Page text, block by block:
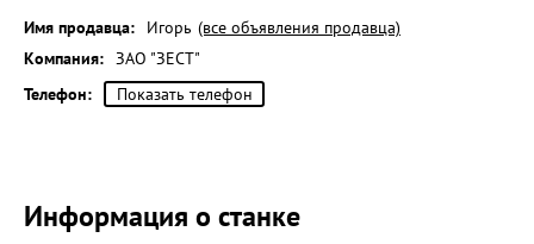
Имя продавца: Игорь (все объявления продавца)
Компания: ЗАО "ЗЕСТ"
Телефон:
Показать телефон
Информация о станке